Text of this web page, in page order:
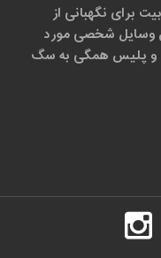
برای نگهبانی از
وسایل شخصی مورد
و پلیس همگی به سگ